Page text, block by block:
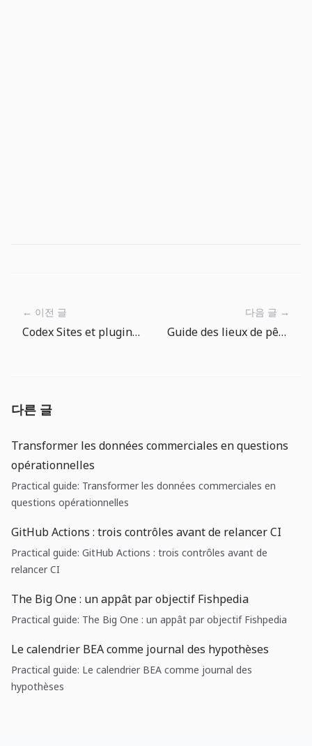
← 이전 글
Codex Sites et plugins: les outils internes ont besoin d une gouvernance de deploiement
다음 글 →
Guide des lieux de pêche The Big One : où lancer ensuite
다른 글
Transformer les données commerciales en questions
opérationnelles
Practical guide: Transformer les données commerciales en
questions opérationnelles
GitHub Actions : trois contrôles avant de relancer CI
Practical guide: GitHub Actions : trois contrôles avant de
relancer CI
The Big One : un appât par objectif Fishpedia
Practical guide: The Big One : un appât par objectif Fishpedia
Le calendrier BEA comme journal des hypothèses
Practical guide: Le calendrier BEA comme journal des
hypothèses